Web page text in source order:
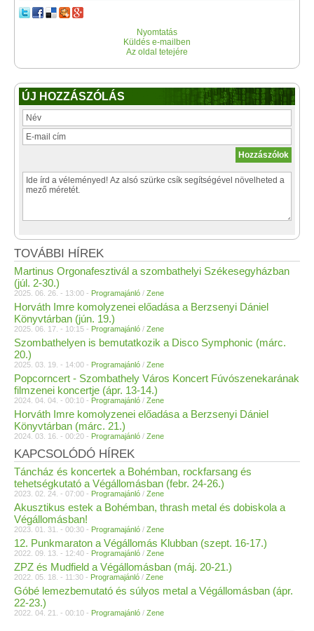
Nyomtatás
Küldés e-mailben
Az oldal tetejére
ÚJ HOZZÁSZÓLÁS
TOVÁBBI HÍREK
Martinus Orgonafesztivál a szombathelyi Székesegyházban
(júl. 2-30.)
2025. 06. 26. - 13:00 - Programajánló / Zene
Horváth Imre komolyzenei előadása a Berzsenyi Dániel
Könyvtárban (jún. 19.)
2025. 06. 17. - 10:15 - Programajánló / Zene
Szombathelyen is bemutatkozik a Disco Symphonic (márc.
20.)
2025. 03. 19. - 14:00 - Programajánló / Zene
Popcorncert - Szombathely Város Koncert Fúvószenekarának
filmzenei koncertje (ápr. 13-14.)
2024. 04. 04. - 00:10 - Programajánló / Zene
Horváth Imre komolyzenei előadása a Berzsenyi Dániel
Könyvtárban (márc. 21.)
2024. 03. 16. - 00:20 - Programajánló / Zene
KAPCSOLÓDÓ HÍREK
Táncház és koncertek a Bohémban, rockfarsang és
tehetségkutató a Végállomásban (febr. 24-26.)
2023. 02. 24. - 07:00 - Programajánló / Zene
Akusztikus estek a Bohémban, thrash metal és dobiskola a
Végállomásban!
2023. 01. 31. - 00:30 - Programajánló / Zene
12. Punkmaraton a Végállomás Klubban (szept. 16-17.)
2022. 09. 13. - 12:40 - Programajánló / Zene
ZPZ és Mudfield a Végállomásban (máj. 20-21.)
2022. 05. 18. - 11:30 - Programajánló / Zene
Góbé lemezbemutató és súlyos metal a Végállomásban (ápr.
22-23.)
2022. 04. 21. - 00:10 - Programajánló / Zene